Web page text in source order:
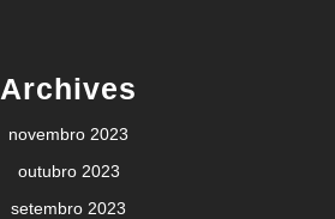
Archives
novembro 2023
outubro 2023
setembro 2023